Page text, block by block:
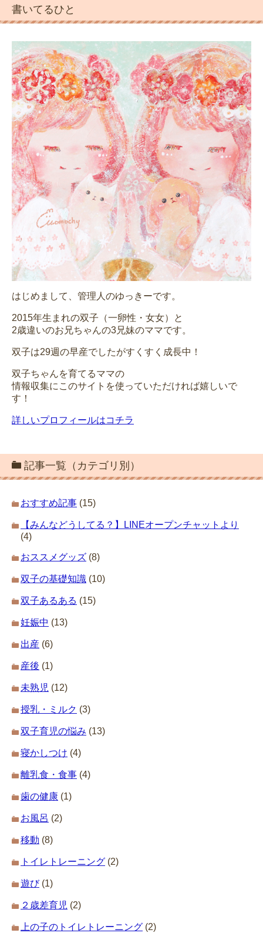
書いてるひと
はじめまして、管理人のゆっきーです。
2015年生まれの双子（一卵性・女女）と
2歳違いのお兄ちゃんの3兄妹のママです。
双子は29週の早産でしたがすくすく成長中！
双子ちゃんを育てるママの
情報収集にこのサイトを使っていただければ嬉しいで
す！
詳しいプロフィールはコチラ
記事一覧（カテゴリ別）
おすすめ記事 (15)
【みんなどうしてる？】LINEオープンチャットより
(4)
おススメグッズ (8)
双子の基礎知識 (10)
双子あるある (15)
妊娠中 (13)
出産 (6)
産後 (1)
未熟児 (12)
授乳・ミルク (3)
双子育児の悩み (13)
寝かしつけ (4)
離乳食・食事 (4)
歯の健康 (1)
お風呂 (2)
移動 (8)
トイレトレーニング (2)
遊び(1)
２歳差育児 (2)
上の子のトイレトレーニング (2)